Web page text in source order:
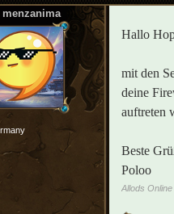
menzanima
Hallo
mit den
deine
auftreten
Beste
Poloo
Allods